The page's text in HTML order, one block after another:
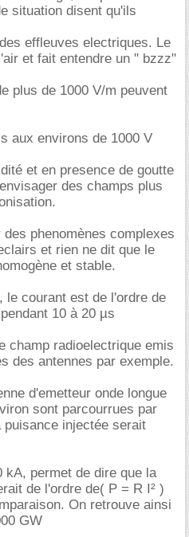
situation disent qu'ils
effleuves electriques. Le
et fait entendre un " bzzz"
plus de 1000 V/m peuvent
aux environs de 1000 V
et en presence de goutte
des champs plus
phenomènes complexes
et rien ne dit que le
et stable.
le courant est de l'ordre de
10 à 20 µs
champ radioelectrique emis
des antennes par exemple.
d'emetteur onde longue
sont parcourrues par
injectée serait
kA, permet de dire que la
de l'ordre de( P = R I² )
On retrouve ainsi
GW